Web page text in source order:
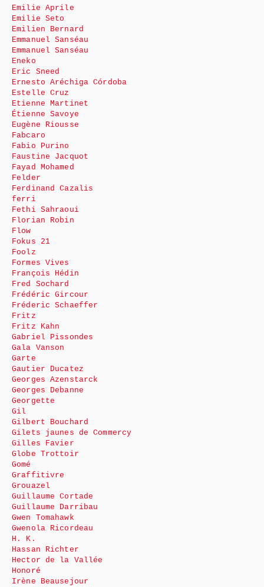
Emilie Aprile
Emilie Seto
Emilien Bernard
Emmanuel Sanséau
Emmanuel Sanséau
Eneko
Eric Sneed
Ernesto Aréchiga Córdoba
Estelle Cruz
Etienne Martinet
Étienne Savoye
Eugène Riousse
Fabcaro
Fabio Purino
Faustine Jacquot
Fayad Mohamed
Felder
Ferdinand Cazalis
ferri
Fethi Sahraoui
Florian Robin
Flow
Fokus 21
Foolz
Formes Vives
François Hédin
Fred Sochard
Frédéric Gircour
Fréderic Schaeffer
Fritz
Fritz Kahn
Gabriel Pissondes
Gala Vanson
Garte
Gautier Ducatez
Georges Azenstarck
Georges Debanne
Georgette
Gil
Gilbert Bouchard
Gilets jaunes de Commercy
Gilles Favier
Globe Trottoir
Gomé
Graffitivre
Grouazel
Guillaume Cortade
Guillaume Darribau
Gwen Tomahawk
Gwenola Ricordeau
H. K.
Hassan Richter
Hector de la Vallée
Honoré
Irène Beausejour